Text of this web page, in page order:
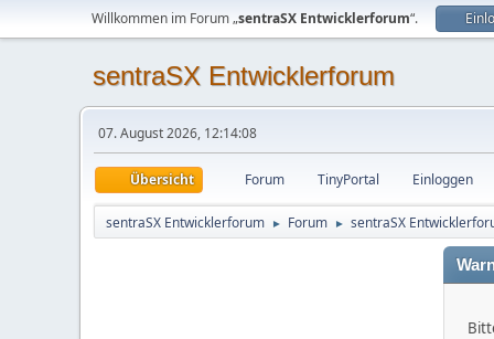
Willkommen im Forum „sentraSX Entwicklerforum“.
sentraSX Entwicklerforum
07. August 2026, 12:14:08
Übersicht Forum TinyPortal Einloggen
sentraSX Entwicklerforum ► Forum ► sentraSX